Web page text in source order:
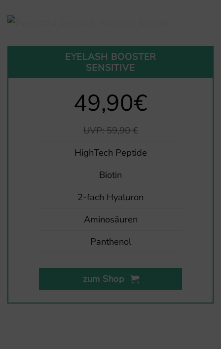
EYELASH BOOSTER
SENSITIVE
49,90€
UVP: 59,90 €
HighTech Peptide
Biotin
2-fach Hyaluron
Aminosäuren
Panthenol
zum Shop